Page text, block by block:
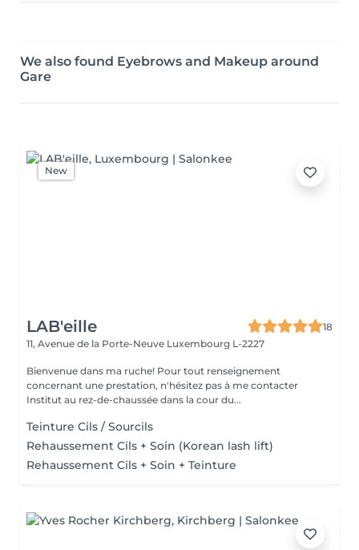
We also found Eyebrows and Makeup around
Gare
New
LAB'eille
18
11, Avenue de la Porte-Neuve Luxembourg L-2227
Bienvenue dans ma ruche! Pour tout renseignement
concernant une prestation, n'hésitez pas à me contacter
Institut au rez-de-chaussée dans la cour du...
Teinture Cils / Sourcils
Rehaussement Cils + Soin (Korean lash lift)
Rehaussement Cils + Soin + Teinture